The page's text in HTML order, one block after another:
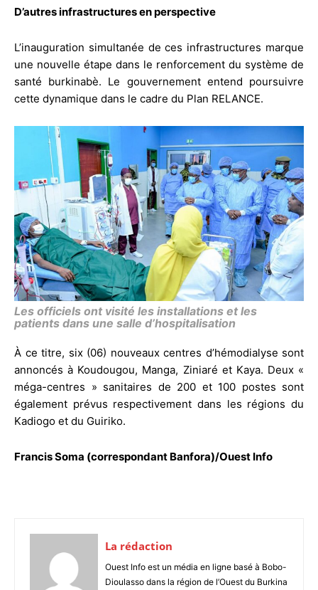
D’autres infrastructures en perspective
L’inauguration simultanée de ces infrastructures marque
une nouvelle étape dans le renforcement du système de
santé burkinabè. Le gouvernement entend poursuivre
cette dynamique dans le cadre du Plan RELANCE.
Les officiels ont visité les installations et les
patients dans une salle d’hospitalisation
À ce titre, six (06) nouveaux centres d’hémodialyse sont
annoncés à Koudougou, Manga, Ziniaré et Kaya. Deux «
méga-centres » sanitaires de 200 et 100 postes sont
également prévus respectivement dans les régions du
Kadiogo et du Guiriko.
Francis Soma (correspondant Banfora)/Ouest Info
La rédaction
Ouest Info est un média en ligne basé à Bobo-
Dioulasso dans la région de l’Ouest du Burkina